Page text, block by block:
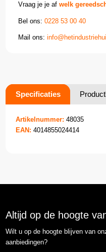
Vraag je je afwelk
Bel ons:0228 53 00 40
Mail ons:
Specificaties
Artikelnummer: 48035
EAN: 4014855024414
Altijd op de hoogte
Wilt u op de hoogte blijven van
aanbiedingen?